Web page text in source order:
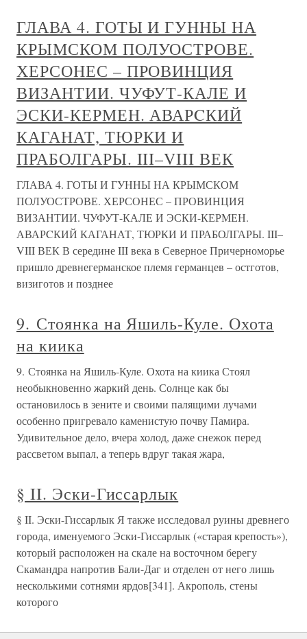
ГЛАВА 4. ГОТЫ И ГУННЫ НА
КРЫМСКОМ ПОЛУОСТРОВЕ.
ХЕРСОНЕС – ПРОВИНЦИЯ
ВИЗАНТИИ. ЧУФУТ-КАЛЕ И
ЭСКИ-КЕРМЕН. АВАРCКИЙ
КАГАНАТ, ТЮРКИ И
ПРАБОЛГАРЫ. III–VIII ВЕК
ГЛАВА 4. ГОТЫ И ГУННЫ НА КРЫМСКОМ
ПОЛУОСТРОВЕ. ХЕРСОНЕС – ПРОВИНЦИЯ
ВИЗАНТИИ. ЧУФУТ-КАЛЕ И ЭСКИ-КЕРМЕН.
АВАРCКИЙ КАГАНАТ, ТЮРКИ И ПРАБОЛГАРЫ. III–
VIII ВЕК В середине III века в Северное Причерноморье
пришло древнегерманское племя германцев – остготов,
визиготов и позднее
9. Стоянка на Яшиль-Куле. Охота
на киика
9. Стоянка на Яшиль-Куле. Охота на киика Стоял
необыкновенно жаркий день. Солнце как бы
остановилось в зените и своими палящими лучами
особенно пригревало каменистую почву Памира.
Удивительное дело, вчера холод, даже снежок перед
рассветом выпал, а теперь вдруг такая жара,
§ II. Эски-Гиссарлык
§ II. Эски-Гиссарлык Я также исследовал руины древнего
города, именуемого Эски-Гиссарлык («старая крепость»),
который расположен на скале на восточном берегу
Скамандра напротив Бали-Даг и отделен от него лишь
несколькими сотнями ярдов[341]. Акрополь, стены
которого